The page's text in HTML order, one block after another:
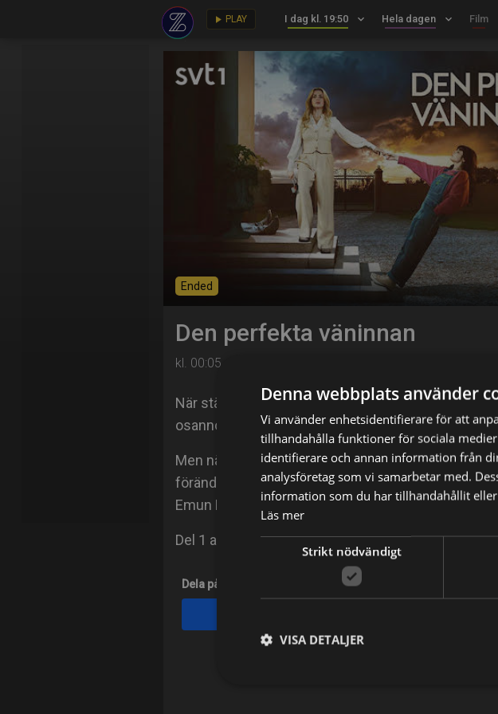
play_arrow PLAY I dag kl. 19:50 keyboard_arrow_down Hela dagen keyboard_arrow_down Film
Ended
Den perfekta väninnan
kl. 00:05 på SVT1
När städerskan Ria får jobb hos den mäktiga
osannolik vänskap fram.
Men när Frans råd leder till tragedi krossas Rias
förändras för alltid. I rollerna: Gabrielle Creevy, Eve
Emun Elliott, Bethan Mary-James m.fl.
Del 1 av 4.
Dela på
Denna webbplats använder
Vi använder enhetsidentifierare för att
tillhandahålla funktioner för sociala
identifierare och annan information från
analysföretag som vi samarbetar med.
information som du har tillhandahållit
Läs mer
Strikt nödvändigt
VISA DETALJER